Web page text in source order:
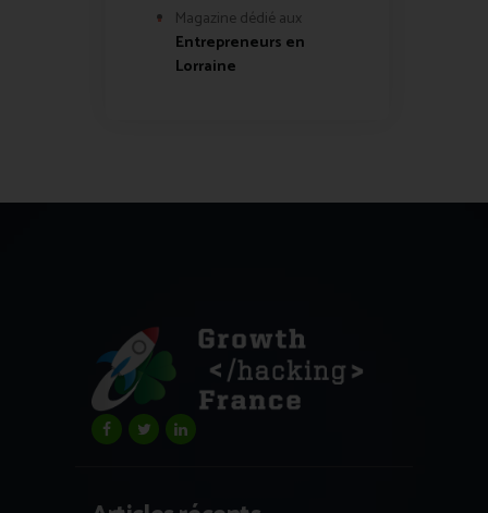
Magazine dédié aux
Entrepreneurs en
Lorraine